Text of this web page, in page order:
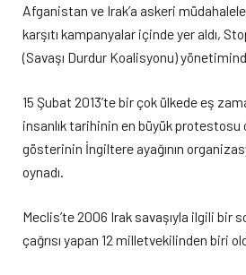
Afganistan ve Irak’a askeri
karşıtı kampanyalar içinde yer aldı,
(Savaşı Durdur Koalisyonu)
15 Şubat 2013’te bir çok ülkede eş
insanlık tarihinin en büyük protestosu
gösterinin İngiltere ayağının
oynadı.
Meclis’te 2006 Irak savaşıyla ilgili bir
çağrısı yapan 12 milletvekilinden biri